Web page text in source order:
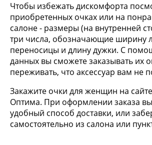
Чтобы избежать дискомфорта
приобретенных очках или на
салоне - размеры (на внутренней
три числа, обозначающие ширину
переносицы и длину дужки. С
данных вы сможете заказывать их
переживать, что аксессуар вам не
Закажите очки для женщин на
Оптима. При оформлении заказа
удобный способ доставки, или
самостоятельно из салона или